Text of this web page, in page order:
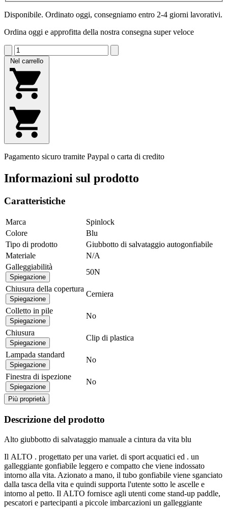
Disponibile. Ordinato oggi, consegniamo entro 2-4 giorni lavorativi.
Ordina oggi e approfitta della nostra consegna super veloce
Nel carrello
Pagamento sicuro tramite Paypal o carta di credito
Informazioni sul prodotto
Caratteristiche
Marca
Spinlock
Colore
Blu
Tipo di prodotto
Giubbotto di salvataggio autogonfiabile
Materiale
N/A
Galleggiabilità
Spiegazione
50N
Chiusura della copertura
Spiegazione
Cerniera
Colletto in pile
Spiegazione
No
Chiusura
Spiegazione
Clip di plastica
Lampada standard
Spiegazione
No
Finestra di ispezione
Spiegazione
No
Più proprietà
Descrizione del prodotto
Alto giubbotto di salvataggio manuale a cintura da vita blu
Il ALTO . progettato per una variet. di sport acquatici ed . un
galleggiante gonfiabile leggero e compatto che viene indossato
intorno alla vita. Azionato a mano, il tubo gonfiabile viene sganciato
dalla tasca della vita e quindi supporta l'utente sotto le ascelle e
intorno al petto. Il ALTO fornisce agli utenti come stand-up paddle,
pescatori e partecipanti a piccole imbarcazioni un galleggiante